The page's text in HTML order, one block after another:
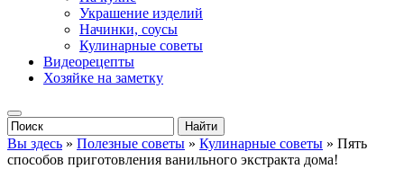
Украшение изделий
Начинки, соусы
Кулинарные советы
Видеорецепты
Хозяйке на заметку
Вы здесь » Полезные советы » Кулинарные советы » Пять
способов приготовления ванильного экстракта дома!